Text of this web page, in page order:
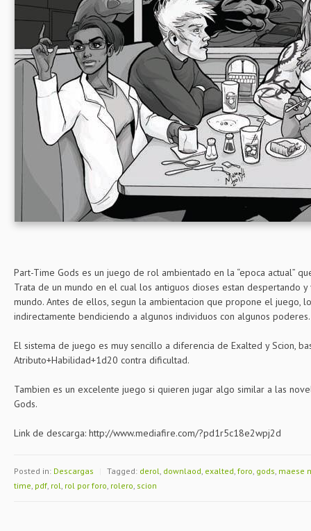
Part-Time Gods es un juego de rol ambientado en la “epoca actual”
Trata de un mundo en el cual los antiguos dioses estan despertando
mundo. Antes de ellos, segun la ambientacion que propone el juego,
indirectamente bendiciendo a algunos individuos con algunos poderes.
El sistema de juego es muy sencillo a diferencia de Exalted y Scion,
Atributo+Habilidad+1d20 contra dificultad.
Tambien es un excelente juego si quieren jugar algo similar a las
Gods.
Link de descarga: http://www.mediafire.com/?pd1r5c18e2wpj2d
Posted in: Descargas Tagged: derol, downlaod, exalted, foro, gods, maese
time, pdf, rol, rol por foro, rolero, scion